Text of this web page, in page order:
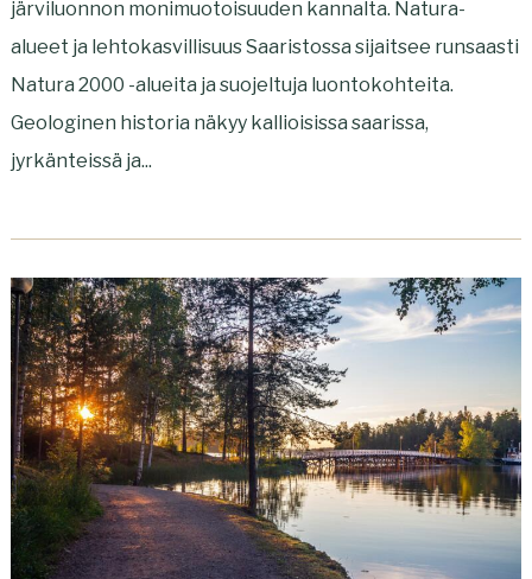
järviluonnon monimuotoisuuden kannalta. Natura-
alueet ja lehtokasvillisuus Saaristossa sijaitsee runsaasti
Natura 2000 -alueita ja suojeltuja luontokohteita.
Geologinen historia näkyy kallioisissa saarissa,
jyrkänteissä ja...